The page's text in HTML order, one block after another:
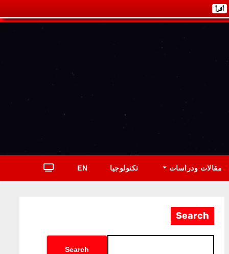
أقرأ
مقالات ودراسات تكنولوجيا EN
Search
Search